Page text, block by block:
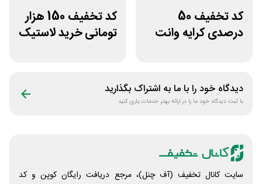
کد تخفیف 50
درصدی کرایه وانت
کد تخفیف 150 هزار
تومانی خرید لاستیک
دیدگاه خود را با ما به اشتراک بگذارید
با ثبت دیدگاه خود ما را در ارائه بهتر خدمات یاری کنید
سایت کانال تخفیف (آف چنل)، مرجع دریافت رایگان کوپن و کد